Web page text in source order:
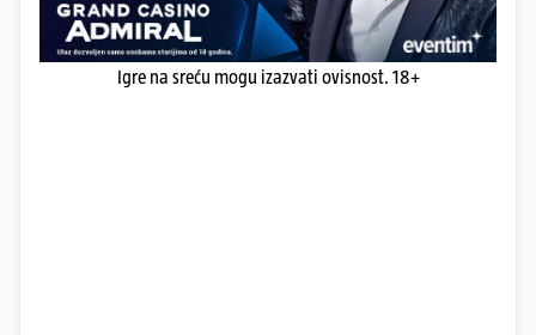
Igre na sreću mogu izazvati ovisnost. 18+